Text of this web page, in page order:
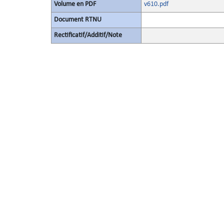
Volume en PDF v610.pdf
Document RTNU
Rectificatif/Additif/Note